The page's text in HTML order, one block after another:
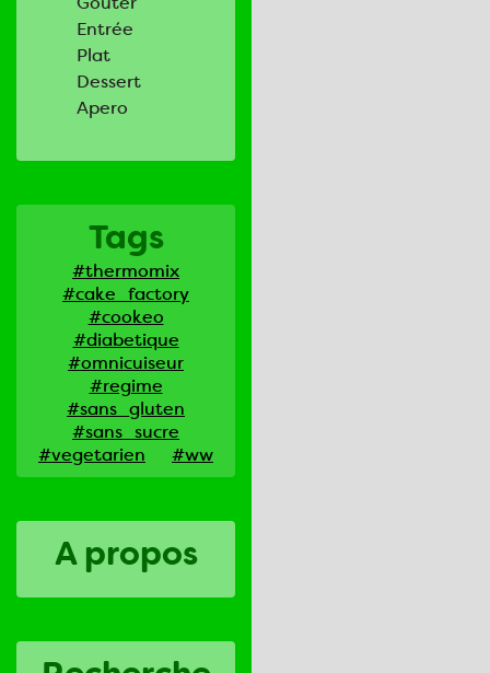
Entrée
Plat
Dessert
Apero
Tags
#thermomix
#cake_factory
#cookeo
#diabetique
#omnicuiseur
#regime
#sans_gluten
#sans_sucre
#vegetarien
#ww
A propos